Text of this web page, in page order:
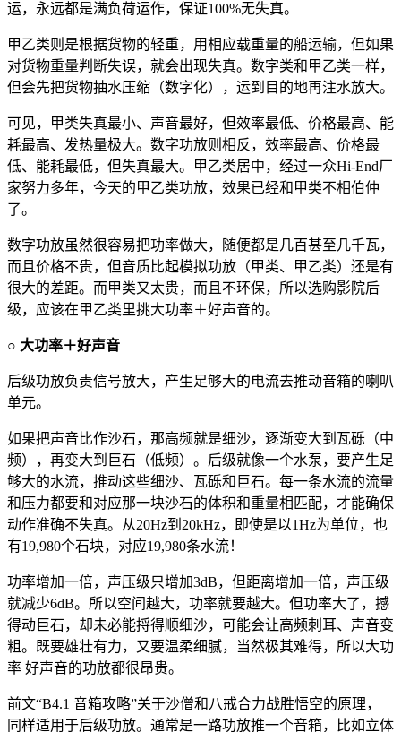
运，永远都是满负荷运作，保证100%无失真。
甲乙类则是根据货物的轻重，用相应载重量的船运输，但如果
对货物重量判断失误，就会出现失真。数字类和甲乙类一样，
但会先把货物抽水压缩（数字化），运到目的地再注水放大。
可见，甲类失真最小、声音最好，但效率最低、价格最高、能
耗最高、发热量极大。数字功放则相反，效率最高、价格最
低、能耗最低，但失真最大。甲乙类居中，经过一众Hi-End厂
家努力多年，今天的甲乙类功放，效果已经和甲类不相伯仲
了。
数字功放虽然很容易把功率做大，随便都是几百甚至几千瓦，
而且价格不贵，但音质比起模拟功放（甲类、甲乙类）还是有
很大的差距。而甲类又太贵，而且不环保，所以选购影院后
级，应该在甲乙类里挑大功率＋好声音的。
○ 大功率＋好声音
后级功放负责信号放大，产生足够大的电流去推动音箱的喇叭
单元。
如果把声音比作沙石，那高频就是细沙，逐渐变大到瓦砾（中
频），再变大到巨石（低频）。后级就像一个水泵，要产生足
够大的水流，推动这些细沙、瓦砾和巨石。每一条水流的流量
和压力都要和对应那一块沙石的体积和重量相匹配，才能确保
动作准确不失真。从20Hz到20kHz，即使是以1Hz为单位，也
有19,980个石块，对应19,980条水流！
功率增加一倍，声压级只增加3dB，但距离增加一倍，声压级
就减少6dB。所以空间越大，功率就要越大。但功率大了，撼
得动巨石，却未必能捋得顺细沙，可能会让高频刺耳、声音变
粗。既要雄壮有力，又要温柔细腻，当然极其难得，所以大功
率 好声音的功放都很昂贵。
前文“B4.1 音箱攻略”关于沙僧和八戒合力战胜悟空的原理，
同样适用于后级功放。通常是一路功放推一个音箱，比如立体